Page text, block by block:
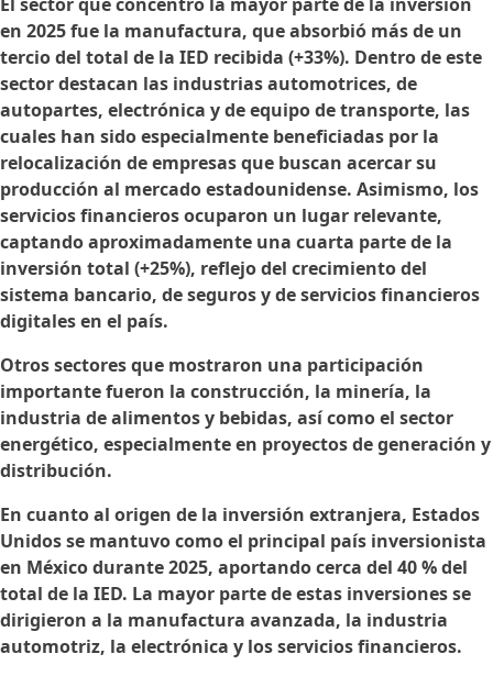
en 2025 fue la manufactura, que absorbió más de un
tercio del total de la IED recibida (+33%). Dentro de este
sector destacan las industrias automotrices, de
autopartes, electrónica y de equipo de transporte, las
cuales han sido especialmente beneficiadas por la
relocalización de empresas que buscan acercar su
producción al mercado estadounidense. Asimismo, los
servicios financieros ocuparon un lugar relevante,
captando aproximadamente una cuarta parte de la
inversión total (+25%), reflejo del crecimiento del
sistema bancario, de seguros y de servicios financieros
digitales en el país.
Otros sectores que mostraron una participación
importante fueron la construcción, la minería, la
industria de alimentos y bebidas, así como el sector
energético, especialmente en proyectos de generación y
distribución.
En cuanto al origen de la inversión extranjera, Estados
Unidos se mantuvo como el principal país inversionista
en México durante 2025, aportando cerca del 40 % del
total de la IED. La mayor parte de estas inversiones se
dirigieron a la manufactura avanzada, la industria
automotriz, la electrónica y los servicios financieros.